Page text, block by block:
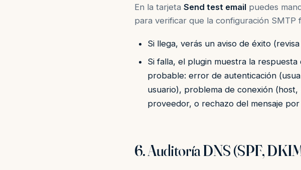
En la tarjeta Send test email puedes
para verificar que la configuración SMTP
Si llega, verás un aviso de éxito
Si falla, el plugin muestra la
probable: error de autenticación
usuario), problema de conexión
proveedor, o rechazo del mensaje por
6. Auditoría DNS (SPF,